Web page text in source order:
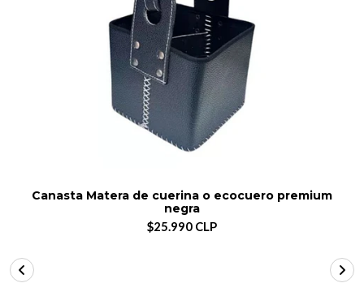
Canasta Matera de cuerina o ecocuero premium
negra
$25.990 CLP